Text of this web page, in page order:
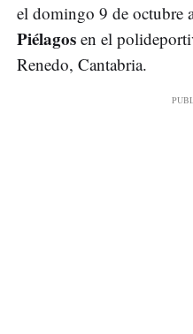
el domingo 9 de octubre
Piélagos en el
Renedo, Cantabria.